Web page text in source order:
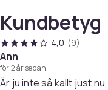
är fodrad med
och som ger snabb
Lätta att använda:
bevkämt medels
Kundbetyg
4,0 (9)
Ann
för 2 år sedan
Är ju inte så kallt just